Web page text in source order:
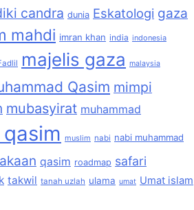
candra dunia Eskatologi gaza
mahdi imran khan india indonesia
majelis gaza malaysia
Qasim mimpi
mubasyirat muhammad
muslim nabi nabi muhammad
qasim roadmap safari
takwil tanah uzlah ulama umat Umat islam